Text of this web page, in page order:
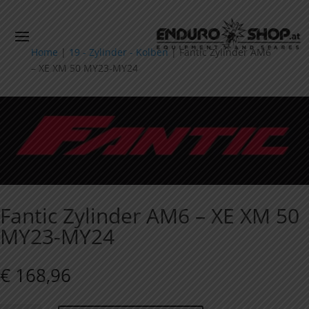
Home | 19 - Zylinder - Kolben | Fantic Zylinder AM6
– XE XM 50 MY23-MY24
Fantic Zylinder AM6 – XE XM 50
MY23-MY24
€ 168,96